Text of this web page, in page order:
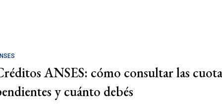
ANSES: cómo consultar las
y cuánto debés